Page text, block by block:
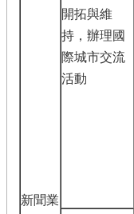
新聞業
開拓與維
持，辦理國
際城市交流
活動